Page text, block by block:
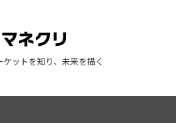
ットを知り、未来を描く